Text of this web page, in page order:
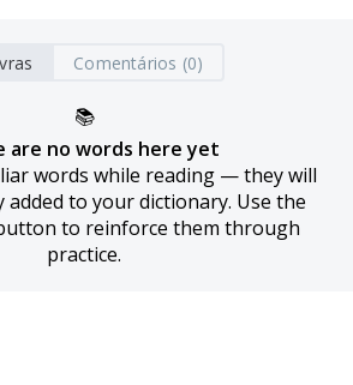
Comentários (0)
📚
are no words here yet
words while reading — they will
added to your dictionary. Use the
to reinforce them through
practice.